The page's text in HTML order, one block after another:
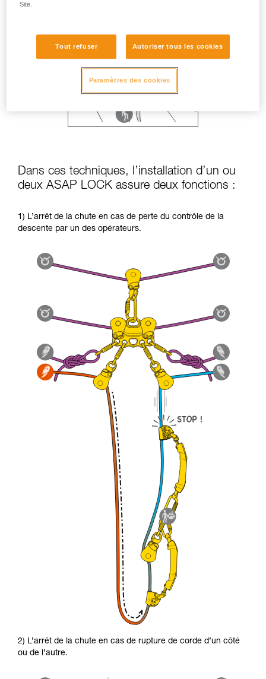
Dans ces techniques, l’installation d’un ou
deux ASAP LOCK assure deux fonctions :
1) L’arrêt de la chute en cas de perte du contrôle de la
descente par un des opérateurs.
2) L’arrêt de la chute en cas de rupture de corde d’un côté
ou de l’autre.
Site.
Tout refuser Autoriser tous les cookies
Paramètres des cookies